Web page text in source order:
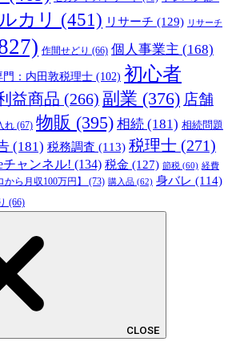
カリ (451) リサーチ (129) リサーチ
作間せどり (66) 個人事業主 (168)
：内田敦税理士 (102) 初心者
益商品 (266) 副業 (376) 店舗
れ (67) 物販 (395) 相続 (181) 相続問題
(181) 税務調査 (113) 税理士 (271)
チャンネル! (134) 税金 (127) 節税 (60) 経費
ら月収100万円】 (73) 購入品 (62) 身バレ (114)
(66)
CLOSE